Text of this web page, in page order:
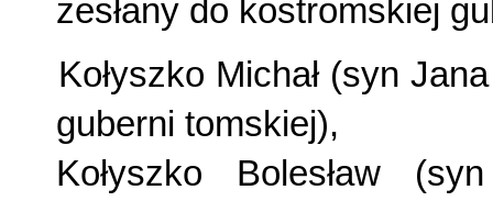
zesłany do kostromskiej
Kołyszko Michał (syn
guberni tomskiej),
Kołyszko Bolesław